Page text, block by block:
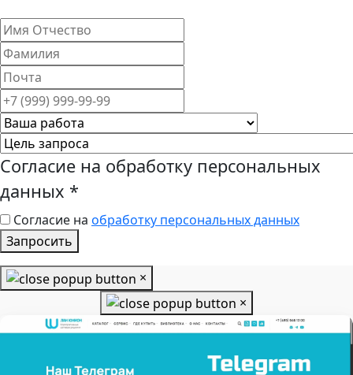
Согласие на обработку персональных
данных *
Согласие на обработку персональных данных
Запросить
×
×